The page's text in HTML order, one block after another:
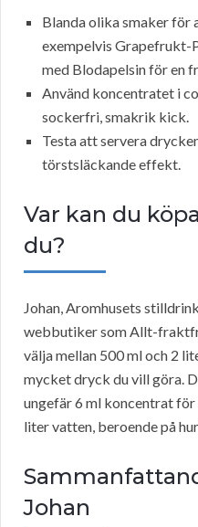
Blanda olika smaker för
exempelvis Grapefrukt-
med Blodapelsin för en
Använd koncentratet i
sockerfri, smakrik kick.
Testa att servera
törstsläckande effekt.
Var kan du
du?
Johan, Aromhusets
webbutiker som Allt-
välja mellan 500 ml och 2
mycket dryck du vill göra.
ungefär 6 ml koncentrat
liter vatten, beroende på
Johan